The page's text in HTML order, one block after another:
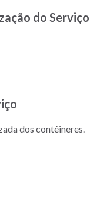
do Serviço
dos contêineres.